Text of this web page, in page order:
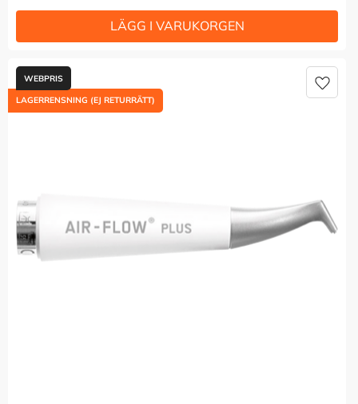
LAGERRENSNING (EJ RETURRÄTT)
Lägg